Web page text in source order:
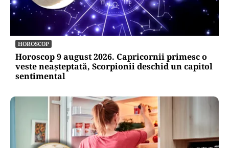
HOROSCOP
Horoscop 9 august 2026. Capricornii primesc o
veste neașteptată, Scorpionii deschid un capitol
sentimental